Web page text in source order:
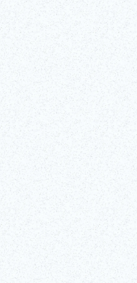
principianti
interattivo sul kabuki della durata di
ti guiderà attraverso la ricca